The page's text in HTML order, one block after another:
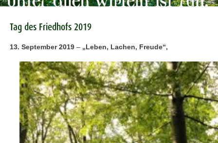
Tag des Friedhofs 2019
13. September 2019 – „Leben, Lachen, Freude“,